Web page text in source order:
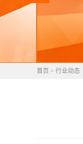
首页 > 行业动态